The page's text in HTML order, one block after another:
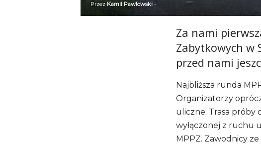
Przez Kamil Pawłowski-
Za nami
Zabytkowych w
przed nami
Najbliższa runda
Organizatorzy
uliczne. Trasa próby
wyłączonej z ruchu
MPPZ. Zawodnicy